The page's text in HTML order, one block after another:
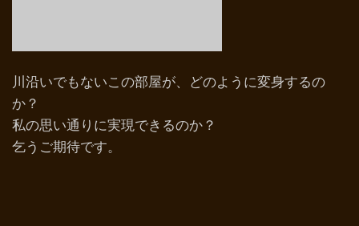
川沿いでもないこの部屋が、どのように変身するの
か？
私の思い通りに実現できるのか？
乞うご期待です。